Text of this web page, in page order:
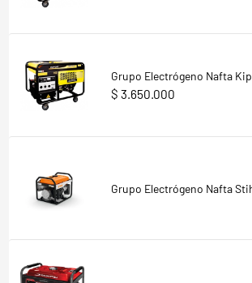
Grupo Electrógeno Nafta
$ 3.650.000
Grupo Electrógeno Nafta